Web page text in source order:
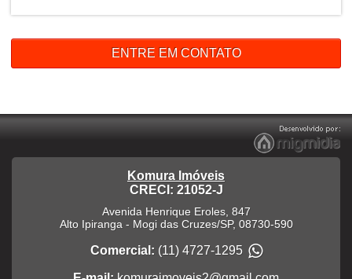
ENTRE EM CONTATO
Komura Imóveis
CRECI: 21052-J
Avenida Henrique Eroles, 847
Alto Ipiranga - Mogi das Cruzes/SP, 08730-590
Comercial: (11) 4727-1295